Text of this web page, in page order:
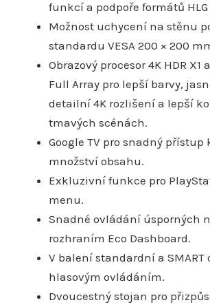
funkcí a podpoře formátů HLG
Možnost uchycení na stěnu
standardu VESA 200 × 200
Obrazový procesor 4K HDR X1
Full Array pro lepší barvy,
detailní 4K rozlišení a lepší
tmavých scénách.
Google TV pro snadný přístup
množství obsahu.
Exkluzivní funkce pro
menu.
Snadné ovládání úsporných
rozhraním Eco Dashboard.
V balení standardní a SMART
hlasovým ovládáním.
Dvoucestný stojan pro